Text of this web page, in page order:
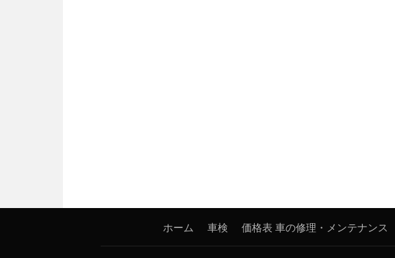
ホーム 車検 価格表 車の修理・メンテナンス